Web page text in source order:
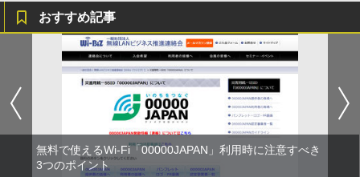
おすすめ記事
無料で使えるWi-Fi「00000JAPAN」利用時に注意すべき
3つのポイント